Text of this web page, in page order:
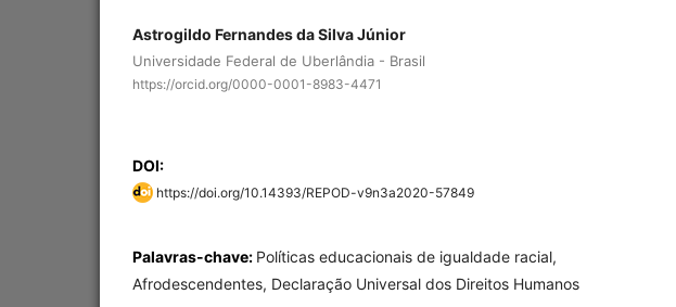
Astrogildo Fernandes da Silva Júnior
Universidade Federal de Uberlândia - Brasil
https://orcid.org/0000-0001-8983-4471
DOI:
https://doi.org/10.14393/REPOD-v9n3a2020-57849
Palavras-chave: Políticas educacionais de igualdade racial,
Afrodescendentes, Declaração Universal dos Direitos Humanos